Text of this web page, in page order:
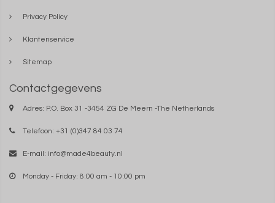
Privacy Policy
Klantenservice
Sitemap
Contactgegevens
Adres: P.O. Box 31 -3454 ZG De Meern -The Netherlands
Telefoon: +31 (0)347 84 03 74
E-mail: info@made4beauty.nl
Monday - Friday: 8:00 am - 10:00 pm